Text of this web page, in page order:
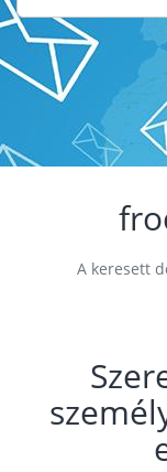
A keresett